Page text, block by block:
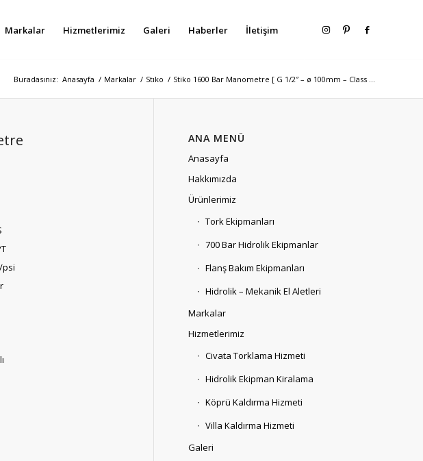
Markalar Hizmetlerimiz Galeri Haberler İletişim
Buradasınız: Anasayfa / Markalar / Stıko / Stiko 1600 Bar Manometre [ G 1/2″ – ø 100mm – Class ...
psi
ANA MENÜ
Anasayfa
Hakkımızda
Ürünlerimiz
Tork Ekipmanları
700 Bar Hidrolik Ekipmanlar
Flanş Bakım Ekipmanları
Hidrolik – Mekanik El Aletleri
Markalar
Hizmetlerimiz
Civata Torklama Hizmeti
Hidrolik Ekipman Kiralama
Köprü Kaldırma Hizmeti
Villa Kaldırma Hizmeti
Galeri